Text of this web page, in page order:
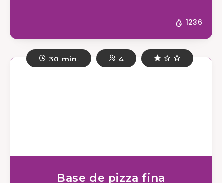
1236
30 min. 4
Base de pizza fina